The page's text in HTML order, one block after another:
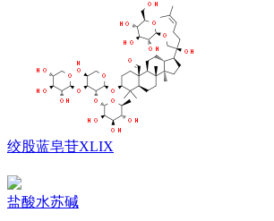
绞股蓝皂苷XLIX
盐酸水苏碱